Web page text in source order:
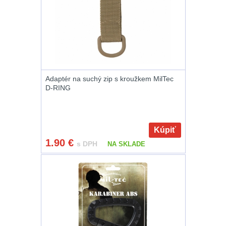
12
19119
zbraniam34
Adaptér na suchý zip s kroužkem MilTec
D-RING
Kúpiť
1.90 € s DPH NA SKLADE